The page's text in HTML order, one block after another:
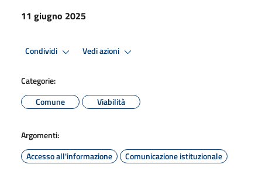
11 giugno 2025
Condividi Vedi azioni
Categorie:
Comune
Viabilità
Argomenti:
Accesso all'informazione
Comunicazione istituzionale